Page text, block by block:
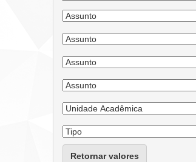
Retornar valores